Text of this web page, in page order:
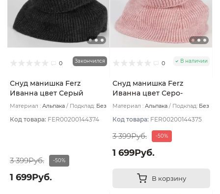
0 Закончился
Снуд манишка Ferz
Иванна цвет Серый
темный
Материал : Альпака Подклад: Без
Код товара: FER00200144374
3 399Руб. -50%
1 699Руб.
0 В наличии
Снуд манишка Ferz
Иванна цвет Серо-
розовый
Материал : Альпака Подклад: Без
Код товара: FER00200144375
3 399Руб. -50%
1 699Руб.
В корзину